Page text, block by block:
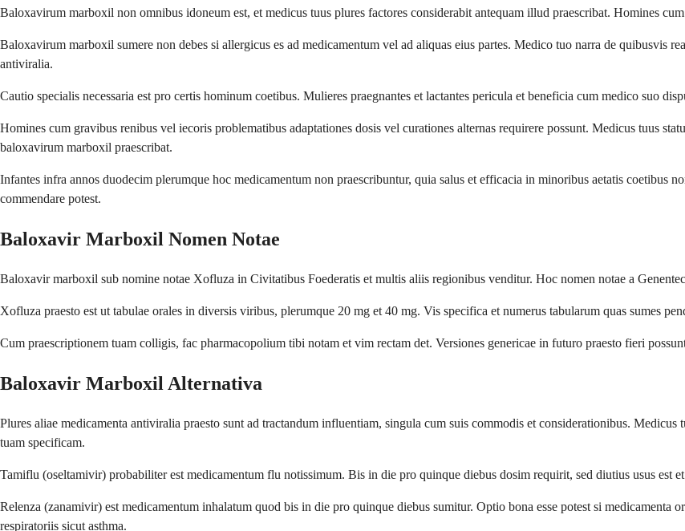
Baloxavirum marboxil non omnibus idoneum est, et medicus tuus plures factores considerabit antequam illud praescribat. Homines
Baloxavirum marboxil sumere non debes si allergicus es ad medicamentum vel ad aliquas eius partes. Medico tuo narra de quibusvis
antiviralia.
Cautio specialis necessaria est pro certis hominum coetibus. Mulieres praegnantes et lactantes pericula et beneficia cum medico suo
Homines cum gravibus renibus vel iecoris problematibus adaptationes dosis vel curationes alternas requirere possunt. Medicus tuus
baloxavirum marboxil praescribat.
Infantes infra annos duodecim plerumque hoc medicamentum non praescribuntur, quia salus et efficacia in minoribus aetatis coetibus
commendare potest.
Baloxavir Marboxil Nomen Notae
Baloxavir marboxil sub nomine notae Xofluza in Civitatibus Foederatis et multis aliis regionibus venditur. Hoc nomen notae a
Xofluza praesto est ut tabulae orales in diversis viribus, plerumque 20 mg et 40 mg. Vis specifica et numerus tabularum quas sumes
Cum praescriptionem tuam colligis, fac pharmacopolium tibi notam et vim rectam det. Versiones genericae in futuro praesto fieri
Baloxavir Marboxil Alternativa
Plures aliae medicamenta antiviralia praesto sunt ad tractandum influentiam, singula cum suis commodis et considerationibus.
tuam specificam.
Tamiflu (oseltamivir) probabiliter est medicamentum flu notissimum. Bis in die pro quinque diebus dosim requirit, sed diutius usus est
Relenza (zanamivir) est medicamentum inhalatum quod bis in die pro quinque diebus sumitur. Optio bona esse potest si medicamenta
respiratoriis sicut asthma.